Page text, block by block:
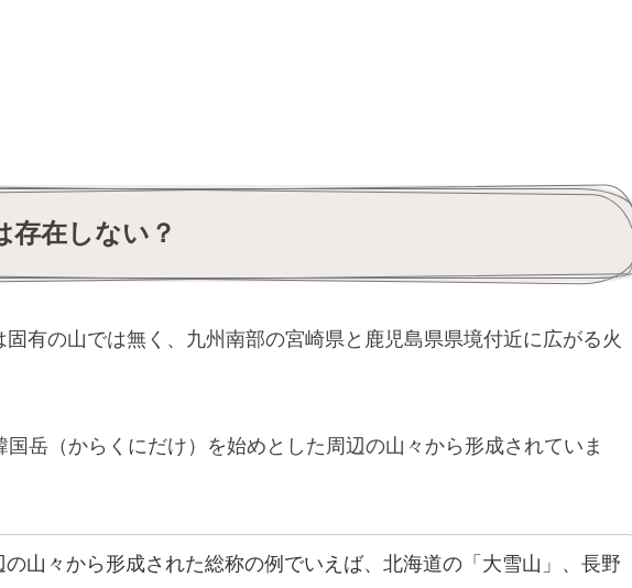
存在しない？
有の山では無く、九州南部の宮崎県と鹿児島県県境付近に広がる火
岳（からくにだけ）を始めとした周辺の山々から形成されていま
の山々から形成された総称の例でいえば、北海道の「大雪山」、長野